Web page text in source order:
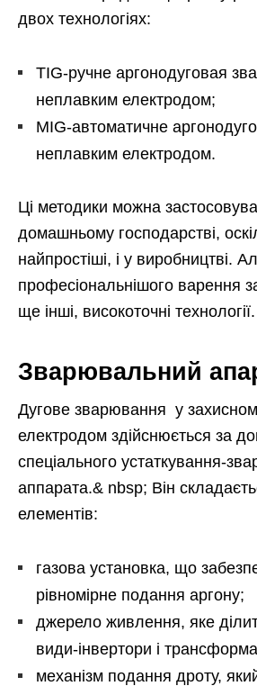
двох технологіях:
TIG-ручне аргонодуговая
неплавким електродом;
MIG-автоматичне
неплавким електродом.
Ці методики можна
домашньому господарстві,
найпростіші, і у виробництві.
професіональнішого варення
ще інші, високоточні технології.
Зварювальний
Дугове зварювання у
електродом здійснюється за
спеціального устаткування-
аппарата.& nbsp; Він
елементів:
газова установка, що
рівномірне подання аргону;
джерело живлення, яке
види-інвертори і
механізм подання дроту,